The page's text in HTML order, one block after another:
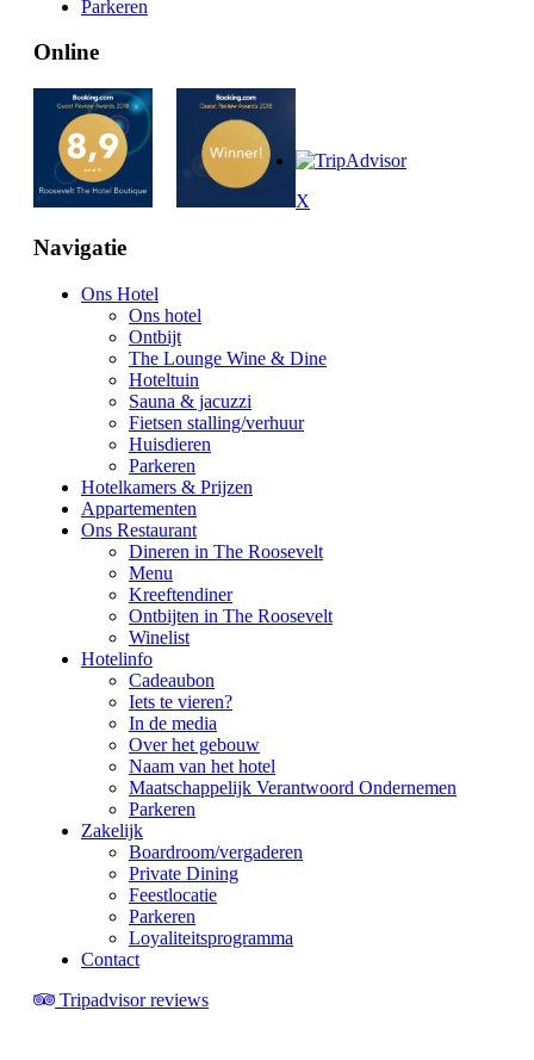
Parkeren
Online
X
Navigatie
Ons Hotel
Ons hotel
Ontbijt
The Lounge Wine & Dine
Hoteltuin
Sauna & jacuzzi
Fietsen stalling/verhuur
Huisdieren
Parkeren
Hotelkamers & Prijzen
Appartementen
Ons Restaurant
Dineren in The Roosevelt
Menu
Kreeftendiner
Ontbijten in The Roosevelt
Winelist
Hotelinfo
Cadeaubon
Iets te vieren?
In de media
Over het gebouw
Naam van het hotel
Maatschappelijk Verantwoord Ondernemen
Parkeren
Zakelijk
Boardroom/vergaderen
Private Dining
Feestlocatie
Parkeren
Loyaliteitsprogramma
Contact
Tripadvisor reviews